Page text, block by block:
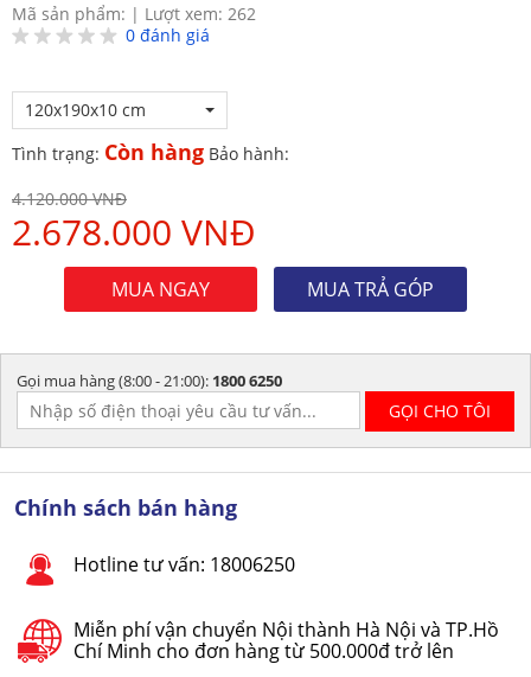
Mã sản phẩm: | Lượt xem: 262
0 đánh giá
120x190x10 cm
Tình trạng: Còn hàng Bảo hành:
4.120.000 VNĐ
2.678.000 VNĐ
MUA NGAY MUA TRẢ GÓP
Gọi mua hàng (8:00 - 21:00): 1800 6250
Chính sách bán hàng
Hotline tư vấn: 18006250
Miễn phí vận chuyển Nội thành Hà Nội và TP.Hồ
Chí Minh cho đơn hàng từ 500.000đ trở lên